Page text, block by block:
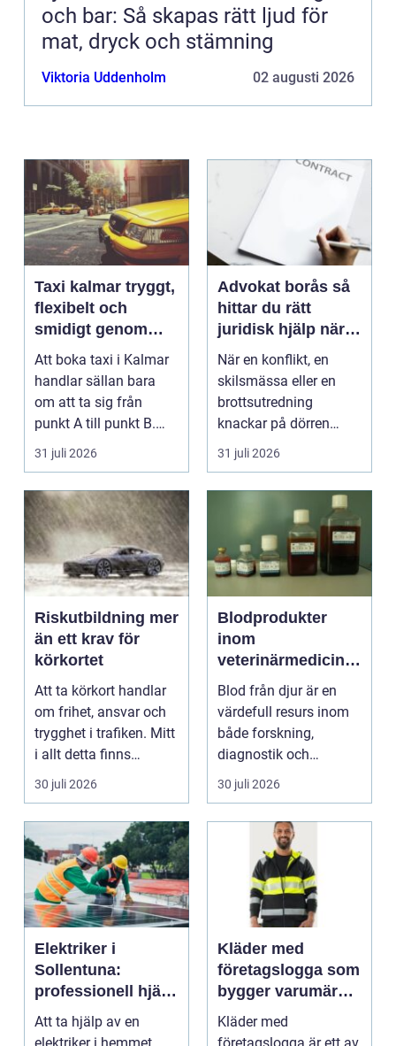
och bar: Så skapas rätt ljud för
mat, dryck och stämning
Viktoria Uddenholm 02 augusti 2026
Taxi kalmar tryggt,
flexibelt och
smidigt genom
hela resan
Att boka taxi i Kalmar
handlar sällan bara
om att ta sig från
punkt A till punkt B.
För många är res...
31 juli 2026
Advokat borås så
hittar du rätt
juridisk hjälp när
livet krånglar
När en konflikt, en
skilsmässa eller en
brottsutredning
knackar på dörren
förändras vardagen
snabbt....
31 juli 2026
Riskutbildning mer
än ett krav för
körkortet
Att ta körkort handlar
om frihet, ansvar och
trygghet i trafiken. Mitt
i allt detta finns
riskutbild...
30 juli 2026
Blodprodukter
inom
veterinärmedicin
funktion, kvalitet
och användning
Blod från djur är en
värdefull resurs inom
både forskning,
diagnostik och
veterinärmedicin. När
blod...
30 juli 2026
Elektriker i
Sollentuna:
professionell hjälp
när du behöver det
Att ta hjälp av en
Kläder med
företagslogga som
bygger varumärke
i vardagen
Kläder med